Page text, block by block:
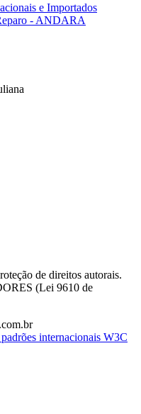
de direitos autorais.
(Lei 9610 de